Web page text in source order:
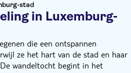
stad
in Luxemburg-
die een ontspannen
ze het hart van de stad en haar
wandeltocht begint in het